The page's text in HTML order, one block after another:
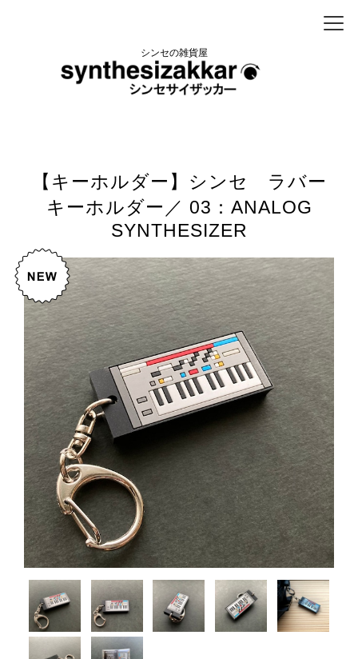
シンセの雑貨屋
【キーホルダー】シンセ ラバー
キーホルダー／ 03：ANALOG
SYNTHESIZER